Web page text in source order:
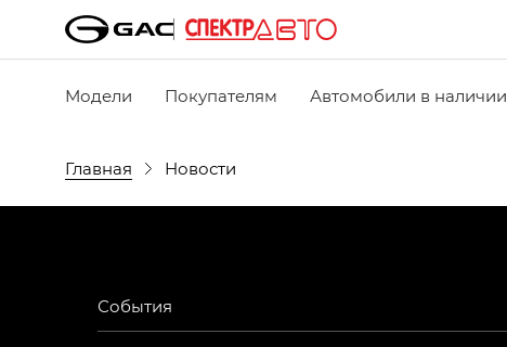
Модели Покупателям Автомобили в наличии
Главная Новости
События